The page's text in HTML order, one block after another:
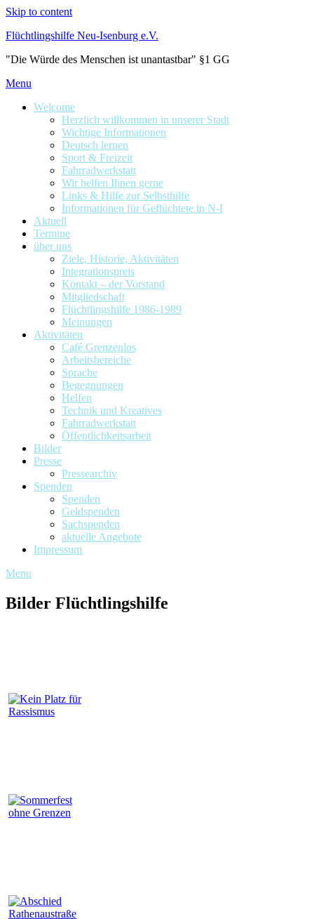
Skip to content
Flüchtlingshilfe Neu-Isenburg e.V.
"Die Würde des Menschen ist unantastbar" §1 GG
Menu
Welcome
Herzlich willkommen in unserer Stadt
Wichtige Informationen
Deutsch lernen
Sport & Freizeit
Fahrradwerkstatt
Wir helfen Ihnen gerne
Links & Hilfe zur Selbsthilfe
Informationen für Geflüchtete in N-I
Aktuell
Termine
über uns
Ziele, Historie, Aktivitäten
Integrationspreis
Kontakt – der Vorstand
Mitgliedschaft
Flüchtlingshilfe 1986-1989
Meinungen
Aktivitäten
Café Grenzenlos
Arbeitsbereiche
Sprache
Begegnungen
Helfen
Technik und Kreatives
Fahrradwerkstatt
Öffentlichkeitsarbeit
Bilder
Presse
Pressearchiv
Spenden
Spenden
Geldspenden
Sachspenden
aktuelle Angebote
Impressum
Menu
Bilder Flüchtlingshilfe